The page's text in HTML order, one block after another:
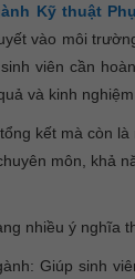
Kỹ thuật
vào môi
viên cần
và kinh
kết mà còn
môn, khả
nhiều ý nghĩa
Giúp sinh